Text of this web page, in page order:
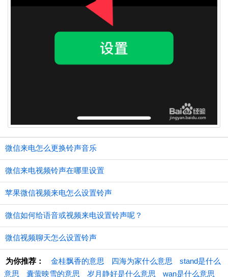
微信来电怎么更换铃声音乐
微信来电视频铃声在哪里设置
苹果微信视频来电怎么设置铃声
微信如何给语音或视频来电设置铃声呢？
微信视频聊天怎么设置铃声
为你推荐： 金桂飘香的意思 四海为家什么意思
stand是什么
意思
囊萤映雪的意思 岁月静好是什么意思 wan是什么意思